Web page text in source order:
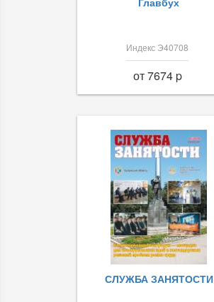
Индекс Э40708
от 7674 p
СЛУЖБА ЗАНЯТОСТИ